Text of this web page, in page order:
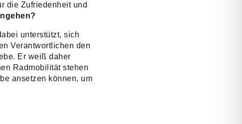
die Zufriedenheit und
unterstützt, sich
Verantwortlichen den
Er weiß daher
Radmobilität stehen
ansetzen können, um